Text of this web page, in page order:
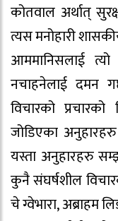
कोतवाल अर्थात्
त्यस मनोहारी
आममानिसलाई
नचाहनेलाई दमन
विचारको
जोडिएका
यस्ता अनुहारहरु
कुनै संघर्षशील
चे ग्वेभारा, अब्राहम